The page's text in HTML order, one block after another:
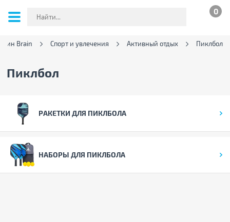
0
Brain Спорт и увлечения Активный отдых Пиклбол
Пиклбол
РАКЕТКИ ДЛЯ ПИКЛБОЛА
НАБОРЫ ДЛЯ ПИКЛБОЛА